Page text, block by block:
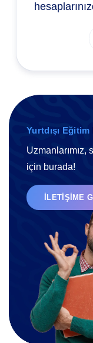
Yurtdışı Eğitim
için burada!
İLETIŞIME